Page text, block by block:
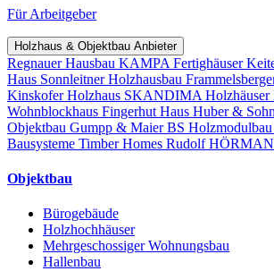
Für Arbeitgeber
Holzhaus & Objektbau Anbieter
Regnauer Hausbau KAMPA Fertighäuser
Haus Sonnleitner Holzhausbau
Kinskofer Holzhaus SKANDIMA Holzhäuser
Wohnblockhaus Fingerhut Haus Huber & Sohn
Objektbau Gumpp & MaierBS Holzmodulbau
Bausysteme Timber Homes Rudolf
Objektbau
Bürogebäude
Holzhochhäuser
Mehrgeschossiger Wohnungsbau
Hallenbau